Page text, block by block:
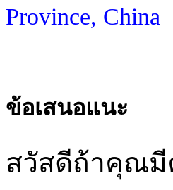
Province, China
ข้อเสนอแนะ
สวัสดีถ้าคุณมี